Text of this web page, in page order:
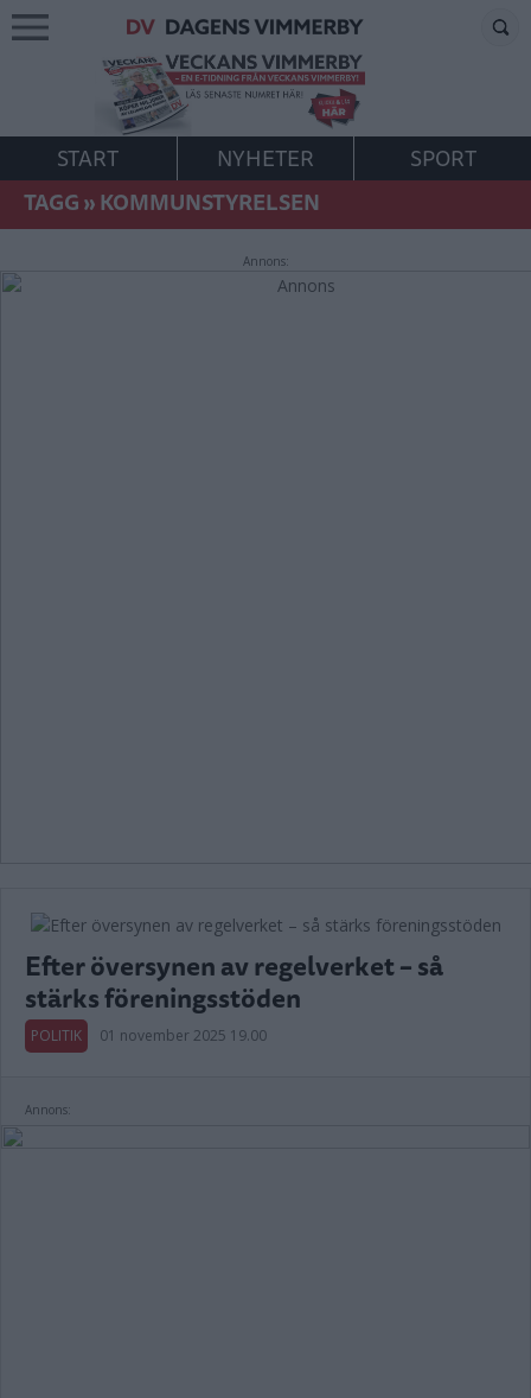
START NYHETER
SPORT
TAGG»KOMMUNSTYRELSEN
Annons:
Efter översynen av regelverket – så
stärks föreningsstöden
POLITIK 01 november 2025 19.00
Annons: